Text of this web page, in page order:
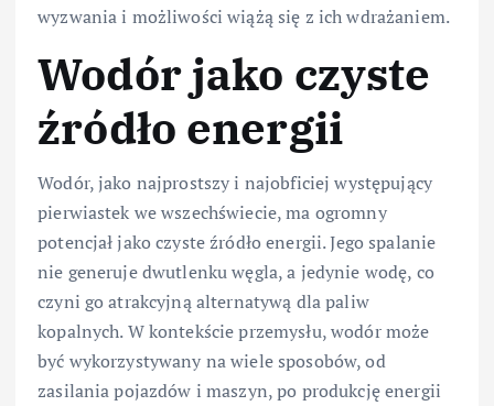
wyzwania i możliwości wiążą się z ich wdrażaniem.
Wodór jako czyste
źródło energii
Wodór, jako najprostszy i najobficiej występujący
pierwiastek we wszechświecie, ma ogromny
potencjał jako czyste źródło energii. Jego spalanie
nie generuje dwutlenku węgla, a jedynie wodę, co
czyni go atrakcyjną alternatywą dla paliw
kopalnych. W kontekście przemysłu, wodór może
być wykorzystywany na wiele sposobów, od
zasilania pojazdów i maszyn, po produkcję energii